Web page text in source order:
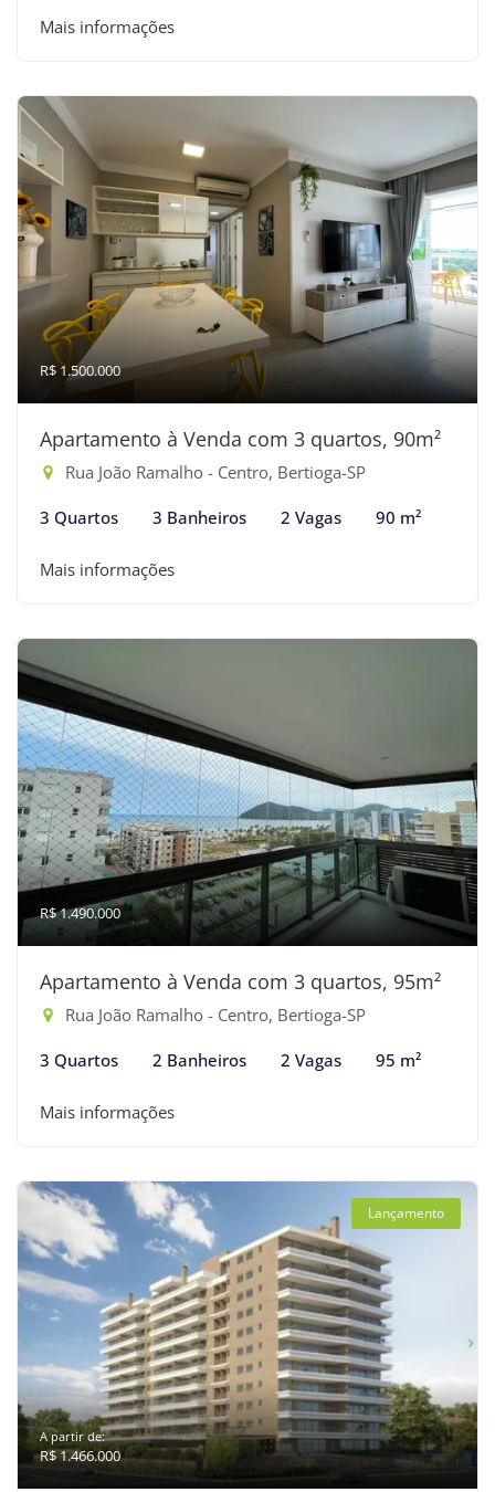
Mais informações
R$ 1.500.000
Apartamento à Venda com 3 quartos, 90m²
Rua João Ramalho - Centro, Bertioga-SP
3 Quartos 3 Banheiros 2 Vagas 90 m²
Mais informações
R$ 1.490.000
Apartamento à Venda com 3 quartos, 95m²
Rua João Ramalho - Centro, Bertioga-SP
3 Quartos 2 Banheiros 2 Vagas 95 m²
Mais informações
Lançamento
A partir de:
R$ 1.466.000